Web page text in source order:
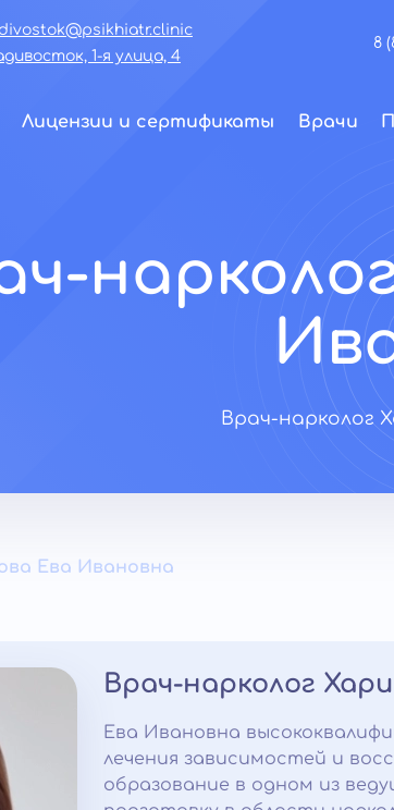
1-я улица, 4
8
Лицензии и сертификаты Врачи
Врач-нарколог
Ева Ивановна
Врач-нарколог
Ева Ивановна
лечения зависимостей и
образование в одном из